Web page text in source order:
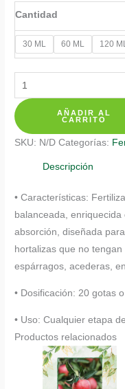
desde
$
Cantidad
30 ML 60 ML 120 ML
Fertilizante
De
Hortalizas
Sin
Fruto
cantidad
AÑADIR AL
CARRITO
SKU: N/D Categorías:
Descripción
• Características:
balanceada,
absorción, diseñada
hortalizas que no
espárragos, acederas,
• Dosificación: 20 gotas
• Uso: Cualquier etapa
Productos relacionados